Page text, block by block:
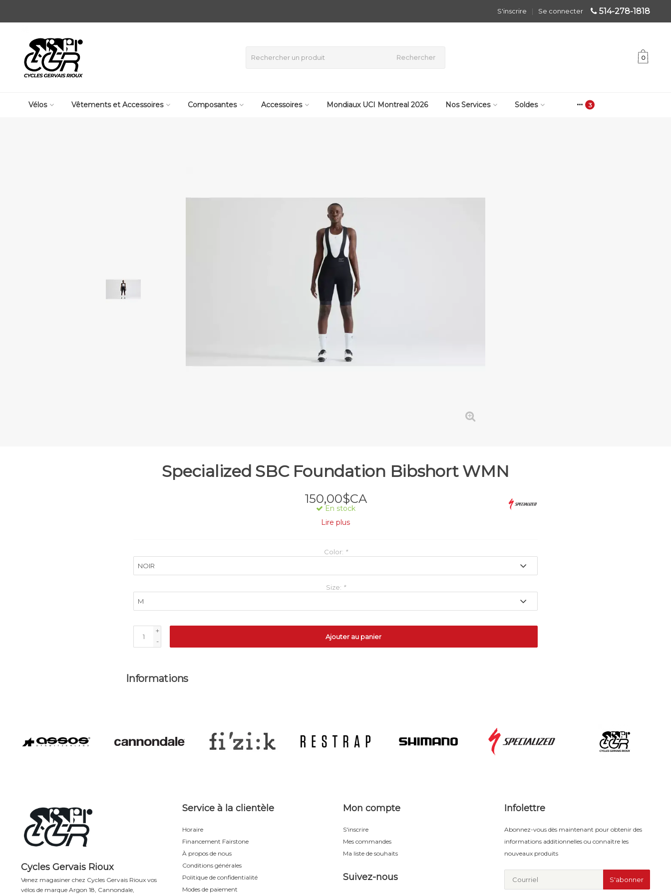
514-278-1818
Se connecter
|
S'inscrire
Rechercher 0
Vélos Vêtements et Accessoires Composantes Accessoires Mondiaux UCI Montreal 2026 Nos Services Soldes
Specialized SBC Foundation Bibshort WMN
150,00$CA
En stock
Lire plus
Color: *
Size: *
+
-
Ajouter au panier
Informations
Cycles Gervais Rioux
Venez magasiner chez Cycles Gervais Rioux vos
vélos de marque Argon 18, Cannondale,
Service à la clientèle
Horaire
Financement Fairstone
À propos de nous
Conditions générales
Politique de confidentialité
Modes de paiement
Mon compte
S'inscrire
Mes commandes
Ma liste de souhaits
Suivez-nous
Infolettre
Abonnez-vous dès maintenant pour obtenir des
informations additionnelles ou connaître les
nouveaux produits
S'abonner